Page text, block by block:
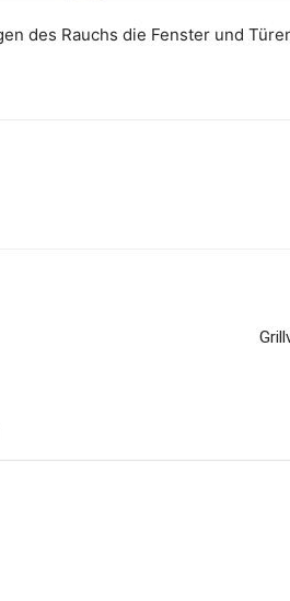
des Rauchs die Fenster und